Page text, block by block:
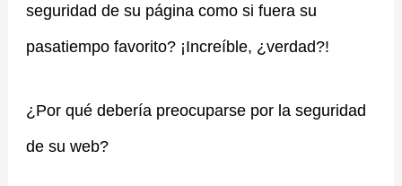
seguridad de su página como si fuera su
pasatiempo favorito? ¡Increíble, ¿verdad?!
¿Por qué debería preocuparse por la seguridad
de su web?